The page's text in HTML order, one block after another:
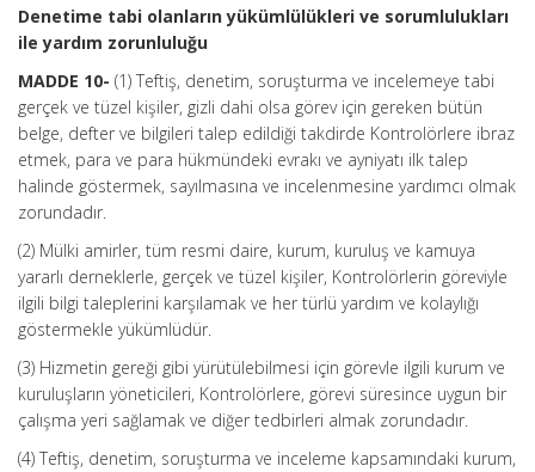
Denetime tabi olanların yükümlülükleri ve sorumlulukları
ile yardım zorunluluğu
MADDE 10- (1) Teftiş, denetim, soruşturma ve incelemeye tabi
gerçek ve tüzel kişiler, gizli dahi olsa görev için gereken bütün
belge, defter ve bilgileri talep edildiği takdirde Kontrolörlere ibraz
etmek, para ve para hükmündeki evrakı ve ayniyatı ilk talep
halinde göstermek, sayılmasına ve incelenmesine yardımcı olmak
zorundadır.
(2) Mülki amirler, tüm resmi daire, kurum, kuruluş ve kamuya
yararlı derneklerle, gerçek ve tüzel kişiler, Kontrolörlerin göreviyle
ilgili bilgi taleplerini karşılamak ve her türlü yardım ve kolaylığı
göstermekle yükümlüdür.
(3) Hizmetin gereği gibi yürütülebilmesi için görevle ilgili kurum ve
kuruluşların yöneticileri, Kontrolörlere, görevi süresince uygun bir
çalışma yeri sağlamak ve diğer tedbirleri almak zorundadır.
(4) Teftiş, denetim, soruşturma ve inceleme kapsamındaki kurum,